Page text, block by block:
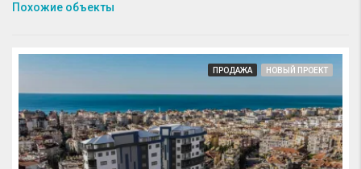
Похожие объекты
ПРОДАЖА НОВЫЙ ПРОЕКТ